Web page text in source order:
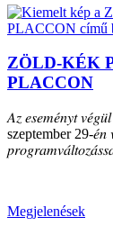
ZÖLD-KÉK
PLACCON
𝐴𝑧 𝑒𝑠𝑒𝑚𝑒́𝑛𝑦𝑡
szeptember 29-𝑒́𝑛
Megjelenések